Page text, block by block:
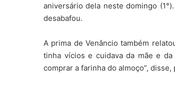
aniversário dela neste domingo
desabafou.
A prima de Venâncio também
tinha vícios e cuidava da mãe e
comprar a farinha do almoço”,